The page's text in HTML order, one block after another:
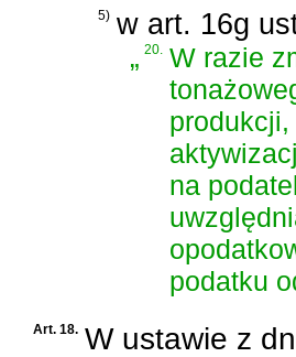
5) w art. 16g
„20. W razie
na
podatku
Art. 18. W ustawie z